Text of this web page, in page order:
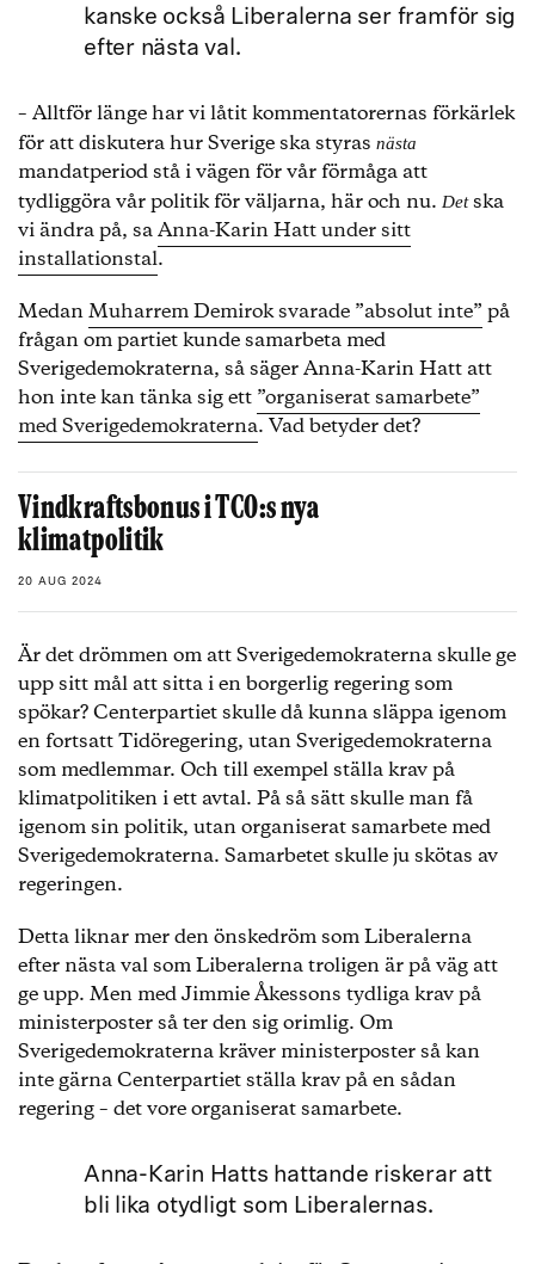
kanske också Liberalerna ser framför sig
efter nästa val.
– Alltför länge har vi låtit kommentatorernas förkärlek
för att diskutera hur Sverige ska styras nästa
mandatperiod stå i vägen för vår förmåga att
tydliggöra vår politik för väljarna, här och nu. Detska
vi ändra på, saAnna-Karin Hatt under sitt
installationstal.
MedanMuharrem Demirok svarade ”absolut inte” på
frågan om partiet kunde samarbeta med
Sverigedemokraterna, så säger Anna-Karin Hatt att
hon inte kan tänka sig ett ”organiserat samarbete”
med Sverigedemokraterna. Vad betyder det?
Vindkraftsbonus i TCO:s nya
klimatpolitik
20 AUG 2024
Är det drömmen om att Sverigedemokraterna skulle ge
upp sitt mål att sitta i en borgerlig regering som
spökar? Centerpartiet skulle då kunna släppa igenom
en fortsatt Tidöregering, utan Sverigedemokraterna
som medlemmar. Och till exempel ställa krav på
klimatpolitiken i ett avtal. På så sätt skulle man få
igenom sin politik, utan organiserat samarbete med
Sverigedemokraterna. Samarbetet skulle ju skötas av
regeringen.
Detta liknar mer den önskedröm som Liberalerna
efter nästa val som Liberalerna troligen är på väg att
ge upp. Men med Jimmie Åkessons tydliga krav på
ministerposter så ter den sig orimlig. Om
Sverigedemokraterna kräver ministerposter så kan
inte gärna Centerpartiet ställa krav på en sådan
regering – det vore organiserat samarbete.
Anna-Karin Hatts hattande riskerar att
bli lika otydligt som Liberalernas.